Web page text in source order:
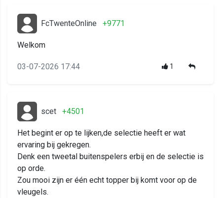
FcTwenteOnline +9771
Welkom
03-07-2026 17:44 1
scet +4501
Het begint er op te lijken,de selectie heeft er wat
ervaring bij gekregen.
Denk een tweetal buitenspelers erbij en de selectie is
op orde.
Zou mooi zijn er één echt topper bij komt voor op de
vleugels.